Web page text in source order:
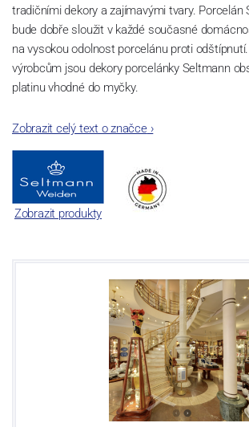
tradičními dekory a zajímavými tvary. Porcelán
bude dobře sloužit v každé současné
na vysokou odolnost porcelánu proti
výrobcům jsou dekory porcelánky Seltmann
platinu vhodné do myčky.
Zobrazit celý text o značce›
Zobrazit produkty